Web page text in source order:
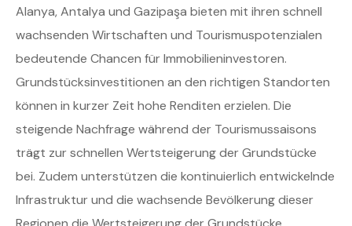
Alanya, Antalya und Gazipaşa bieten mit ihren schnell
wachsenden Wirtschaften und Tourismuspotenzialen
bedeutende Chancen für Immobilieninvestoren.
Grundstücksinvestitionen an den richtigen Standorten
können in kurzer Zeit hohe Renditen erzielen. Die
steigende Nachfrage während der Tourismussaisons
trägt zur schnellen Wertsteigerung der Grundstücke
bei. Zudem unterstützen die kontinuierlich entwickelnde
Infrastruktur und die wachsende Bevölkerung dieser